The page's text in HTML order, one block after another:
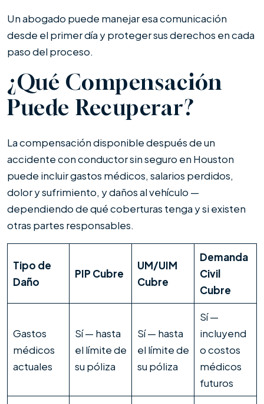
Un abogado puede manejar esa comunicación
desde el primer día y proteger sus derechos en cada
paso del proceso.
¿Qué Compensación
Puede Recuperar?
La compensación disponible después de un
accidente con conductor sin seguro en Houston
puede incluir gastos médicos, salarios perdidos,
dolor y sufrimiento, y daños al vehículo —
dependiendo de qué coberturas tenga y si existen
otras partes responsables.
Tipo de
Daño
PIP Cubre
UM/UIM
Cubre
Demanda
Civil
Cubre
Gastos
médicos
actuales
Sí — hasta
el límite de
su póliza
Sí — hasta
el límite de
su póliza
Sí —
incluyend
o costos
médicos
futuros